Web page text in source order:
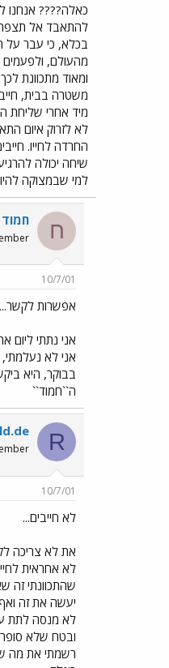
כאלה???? אנחנו
להתאבד אל
בכלא, כי עבר על
מהעולם,
ומאוד מתכוונת
משטרה בבית,
מיד אחרי שליחת
לא לזרוק איום
החרדה לחייו.
שיחה יכולה
למי שבמצוקה
ח חמוד
10/7/01
אפשרות
אני נתתי
אני לא
בבוקר, היא
ה``חמוד``
R
10/7/01
לא חייבים...
את לא צריכה
לא אחראית
שהתכוונתי
יעשה את זה
לא מנסה לתת
ובטח שלא
רשמתי את מה